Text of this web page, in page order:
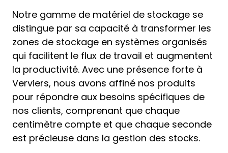
Notre gamme de matériel de stockage se
distingue par sa capacité à transformer les
zones de stockage en systèmes organisés
qui facilitent le flux de travail et augmentent
la productivité. Avec une présence forte à
Verviers, nous avons affiné nos produits
pour répondre aux besoins spécifiques de
nos clients, comprenant que chaque
centimètre compte et que chaque seconde
est précieuse dans la gestion des stocks.